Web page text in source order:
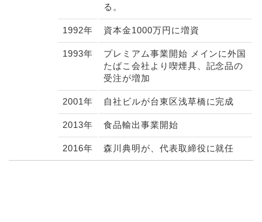
る。
1992年 資本金1000万円に増資
1993年
プレミアム事業開始 メインに外国
たばこ会社より喫煙具、記念品の
受注が増加
2001年 自社ビルが台東区浅草橋に完成
2013年 食品輸出事業開始
2016年 森川典明が、代表取締役に就任